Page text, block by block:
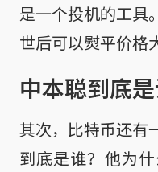
是一个投机的工具
世后可以熨平价格
中本聪到底是
其次，比特币还有
到底是谁？他为